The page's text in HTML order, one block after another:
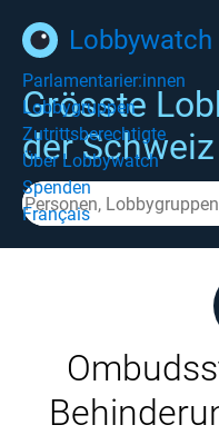
Lobbywatch
Parlamentarier:innen
Lobbygruppen
Zutrittsberechtigte
Über Lobbywatch
Spenden
Français
Grösste
der